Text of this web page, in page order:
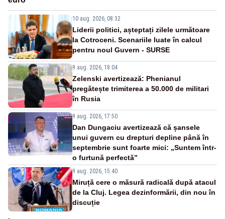
10 aug. 2026, 08:32
Liderii politici, așteptați zilele următoare
la Cotroceni. Scenariile luate în calcul
pentru noul Guvern - SURSE
9 aug. 2026, 18:04
Zelenski avertizează: Phenianul
pregătește trimiterea a 50.000 de militari
în Rusia
9 aug. 2026, 17:50
Dan Dungaciu avertizează că șansele
unui guvern cu drepturi depline până în
septembrie sunt foarte mici: „Suntem într-
o furtună perfectă”
9 aug. 2026, 15:40
Miruță cere o măsură radicală după atacul
de la Cluj. Legea dezinformării, din nou în
discuție